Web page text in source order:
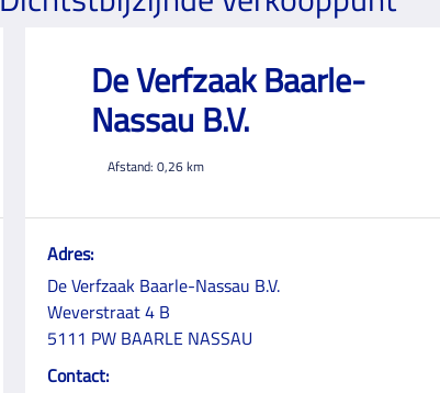
De Verfzaak Baarle-
Nassau B.V.
Afstand: 0,26km
Adres:
De Verfzaak Baarle-Nassau B.V.
Weverstraat 4 B
5111 PW BAARLE NASSAU
Contact: